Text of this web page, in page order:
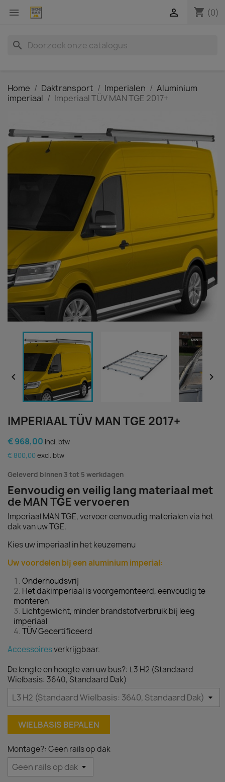
 shopping_cart (0)

search
Home Daktransport Imperialen
Aluminium
imperiaal
Imperiaal TÜV MAN TGE 2017+
 
IMPERIAAL TÜV MAN TGE 2017+
€ 968,00 incl. btw
€ 800,00 excl. btw
Geleverd binnen 3 tot 5 werkdagen
Eenvoudig en veilig lang materiaal met
de MAN TGE vervoeren
Imperiaal MAN TGE, vervoer eenvoudig materialen via het
dak van uw TGE.
Kies uw imperiaal in het keuzemenu
Uw voordelen bij een aluminium imperial:
Onderhoudsvrij
Het dakimperiaal is voorgemonteerd, eenvoudig te
monteren
Lichtgewicht, minder brandstofverbruik bij leeg
imperiaal
TÜV Gecertificeerd
Accessoiresverkrijgbaar.
De lengte en hoogte van uw bus?: L3 H2 (Standaard
Wielbasis: 3640, Standaard Dak)
WIELBASIS BEPALEN
Montage?: Geen rails op dak